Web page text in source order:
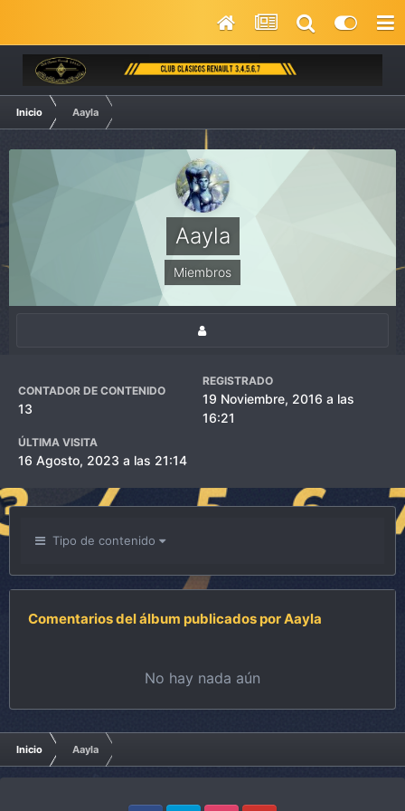
Inicio Aayla
Aayla
Miembros
CONTADOR DE CONTENIDO
13
REGISTRADO
19 Noviembre, 2016 a las
16:21
ÚLTIMA VISITA
16 Agosto, 2023 a las 21:14
Tipo de contenido
Comentarios del álbum publicados por Aayla
No hay nada aún
Inicio Aayla